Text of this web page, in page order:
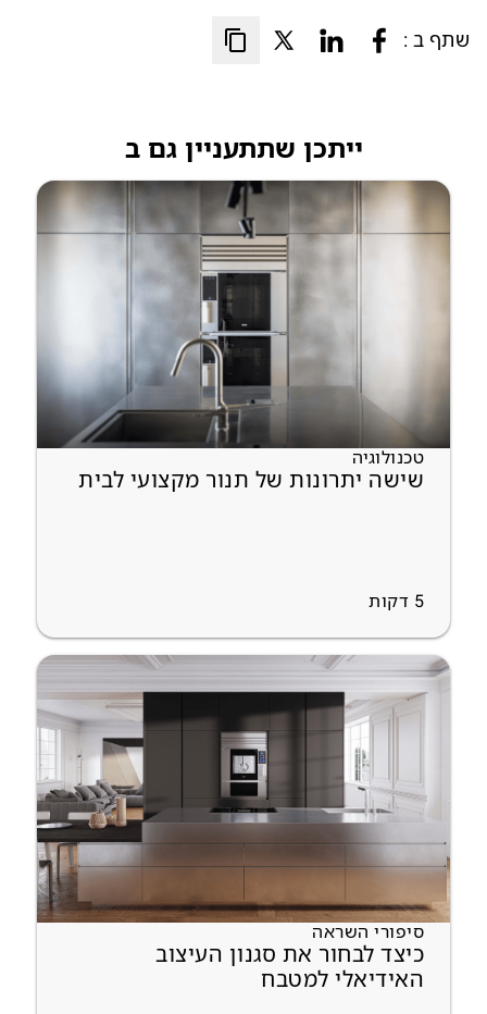
שתף ב :
ייתכן שתתעניין גם ב
טכנולוגיה
שישה יתרונות של תנור מקצועי לבית
5 דקות
סיפורי השראה
כיצד לבחור את סגנון העיצוב
האידיאלי למטבח